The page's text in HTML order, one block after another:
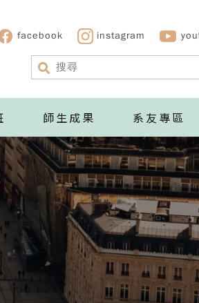
facebook instagram
師生成果 系友專區